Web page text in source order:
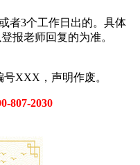
者3个工作日出的。具体
报老师回复的为准。
XXX，声明作废。
807-2030